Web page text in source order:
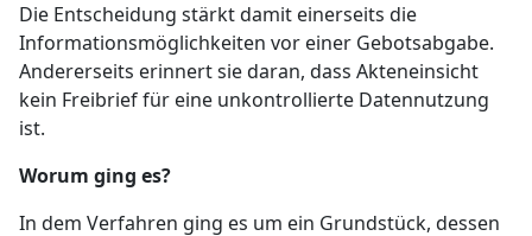
Die Entscheidung stärkt damit einerseits die
Informationsmöglichkeiten vor einer Gebotsabgabe.
Andererseits erinnert sie daran, dass Akteneinsicht
kein Freibrief für eine unkontrollierte Datennutzung
ist.
Worum ging es?
In dem Verfahren ging es um ein Grundstück, dessen